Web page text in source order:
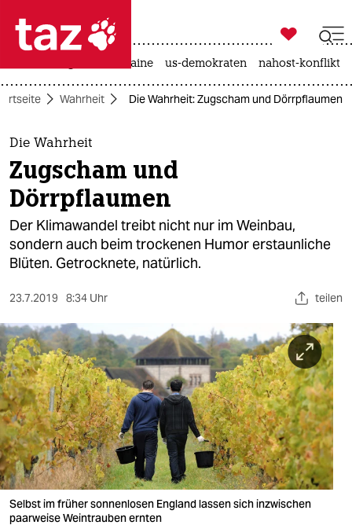
 taz zahl ich
taz zahl ich
themen
politik
öko
gesellschaft
sport
berlin
nord
wahrheit
verlag
verlag
veranstaltungen

taz zahl ich
krieg in der ukraine us-demokraten nahost-konflikt
Wahrheit Die Wahrheit: Zugscham und Dörrpflaumen
Die Wahrheit
Zugscham und
Dörrpflaumen
Der Klimawandel treibt nicht nur im Weinbau,
sondern auch beim trockenen Humor erstaunliche
Blüten. Getrocknete, natürlich.
23.7.2019 8:34 Uhr teilen
Selbst im früher sonnenlosen England lassen sich inzwischen
paarweise Weintrauben ernten